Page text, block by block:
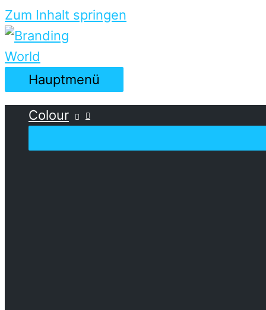
Zum Inhalt springen
Hauptmenü
Colour